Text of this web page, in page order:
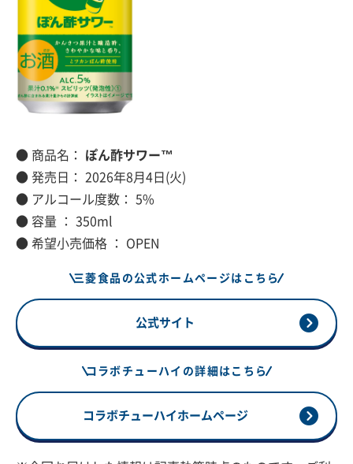
● 商品名： ぽん酢サワー™
● 発売日： 2026年8月4日(火)
● アルコール度数： 5%
● 容量 ： 350ml
● 希望小売価格 ： OPEN
三菱食品の公式ホームページはこちら
公式サイト
コラボチューハイの詳細はこちら
コラボチューハイホームページ